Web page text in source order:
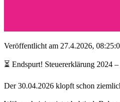
Veröffentlicht am 27.4.2026,
⏳ Endspurt! Steuererklärung 2024
Der 30.04.2026 klopft schon